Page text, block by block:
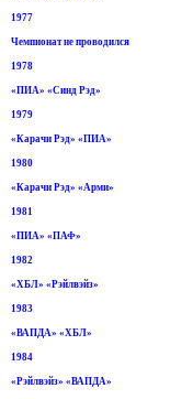
1977
Чемпионат не проводился
1978
«ПИА» «Синд Рэд»
1979
«Карачи Рэд» «ПИА»
1980
«Карачи Рэд» «Арми»
1981
«ПИА» «ПАФ»
1982
«ХБЛ» «Рэйлвэйз»
1983
«ВАПДА» «ХБЛ»
1984
«Рэйлвэйз» «ВАПДА»